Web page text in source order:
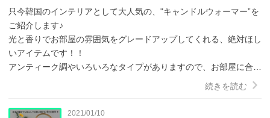
只今韓国のインテリアとして大人気の、"キャンドルウォーマー”を
ご紹介します♪
光と香りでお部屋の雰囲気をグレードアップしてくれる、絶対ほし
いアイテムです！！
アンティーク調やいろいろなタイプがありますので、お部屋に合わ
続きを読む
2021/01/10